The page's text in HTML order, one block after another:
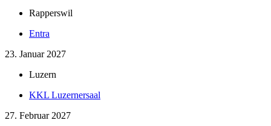
Rapperswil
Entra
23. Januar 2027
Luzern
KKL Luzernersaal
27. Februar 2027